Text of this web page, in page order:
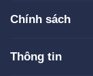
Chính sách
Thông tin